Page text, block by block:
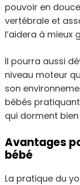
pouvoir en
vertébrale et
l’aidera à mieux
Il pourra aussi
niveau moteur
son
bébés
qui dorment
Avantages
bébé
La pratique du